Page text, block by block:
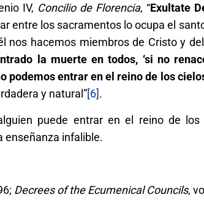
IV, Concilio de Florencia, “Exultate
entre los sacramentos lo ocupa el
nos hacemos miembros de Cristo y
la muerte en todos, ‘si no
podemos entrar en el reino de los
y natural”[6].
puede entrar en el reino de
enseñanza infalible.
Decrees of the Ecumenical Councils,